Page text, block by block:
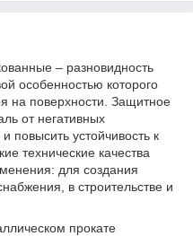
– разновидность
особенностью которого
на поверхности. Защитное
от негативных
повысить устойчивость к
технические качества
для создания
в строительстве и
прокате